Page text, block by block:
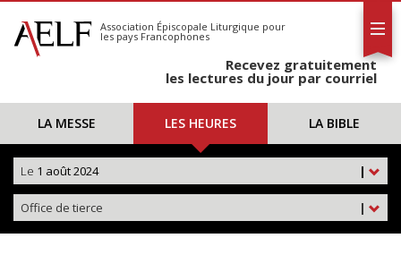
S'abonner
Calendrier
Association Épiscopale Liturgique pour
les pays Francophones
Recevez gratuitement
les lectures du jour par courriel
LA MESSE LES HEURES LA BIBLE
|
Le 1 août 2024
|
Office de tierce